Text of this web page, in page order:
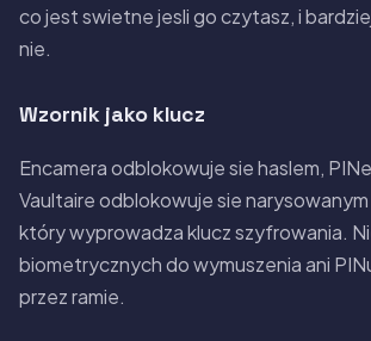
co jest swietne jesli go czytasz, i
nie.
Wzornik jako klucz
Encamera odblokowuje sie haslem,
Vaultaire odblokowuje sie
który wyprowadza klucz szyfrowania.
biometrycznych do wymuszenia ani
przez ramie.